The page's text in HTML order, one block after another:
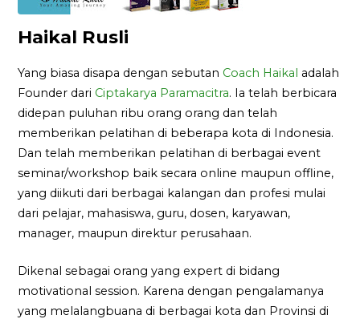
Haikal Rusli
Yang biasa disapa dengan sebutan Coach Haikal adalah
Founder dari Ciptakarya Paramacitra. Ia telah berbicara
didepan puluhan ribu orang orang dan telah
memberikan pelatihan di beberapa kota di Indonesia.
Dan telah memberikan pelatihan di berbagai event
seminar/workshop baik secara online maupun offline,
yang diikuti dari berbagai kalangan dan profesi mulai
dari pelajar, mahasiswa, guru, dosen, karyawan,
manager, maupun direktur perusahaan.
Dikenal sebagai orang yang expert di bidang
motivational session. Karena dengan pengalamanya
yang melalangbuana di berbagai kota dan Provinsi di